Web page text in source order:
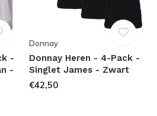
-
-
Donnay
Donnay Heren - 4-Pack -
Singlet James - Zwart
€42,50